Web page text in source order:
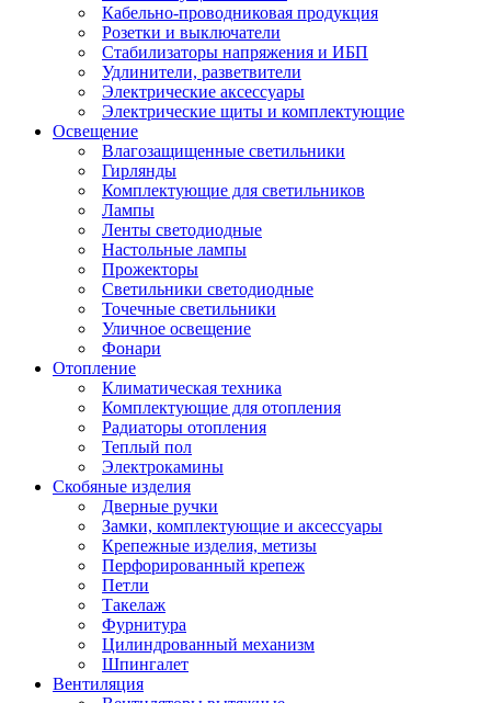
Кабельно-проводниковая продукция
Розетки и выключатели
Стабилизаторы напряжения и ИБП
Удлинители, разветвители
Электрические аксессуары
Электрические щиты и комплектующие
Освещение
Влагозащищенные светильники
Гирлянды
Комплектующие для светильников
Лампы
Ленты светодиодные
Настольные лампы
Прожекторы
Светильники светодиодные
Точечные светильники
Уличное освещение
Фонари
Отопление
Климатическая техника
Комплектующие для отопления
Радиаторы отопления
Теплый пол
Электрокамины
Скобяные изделия
Дверные ручки
Замки, комплектующие и аксессуары
Крепежные изделия, метизы
Перфорированный крепеж
Петли
Такелаж
Фурнитура
Цилиндрованный механизм
Шпингалет
Вентиляция